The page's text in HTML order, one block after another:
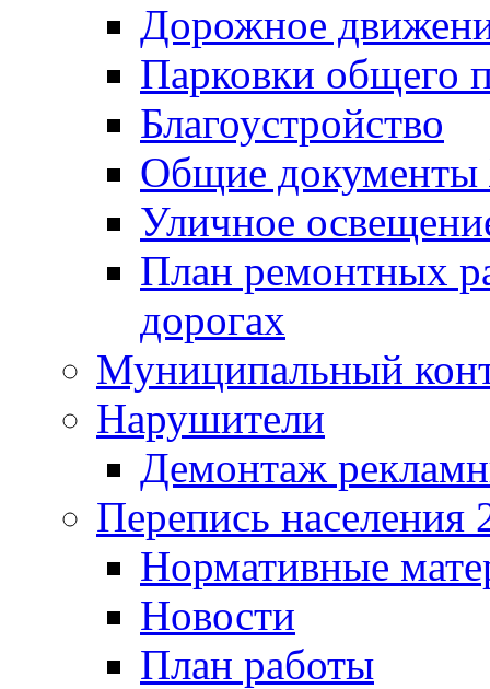
Дорожное
Парковки общего
Благоустройство
Общие
Уличное
План ремонтных
дорогах
Муниципальный
Нарушители
Демонтаж
Перепись населения
Нормативные
Новости
План работы